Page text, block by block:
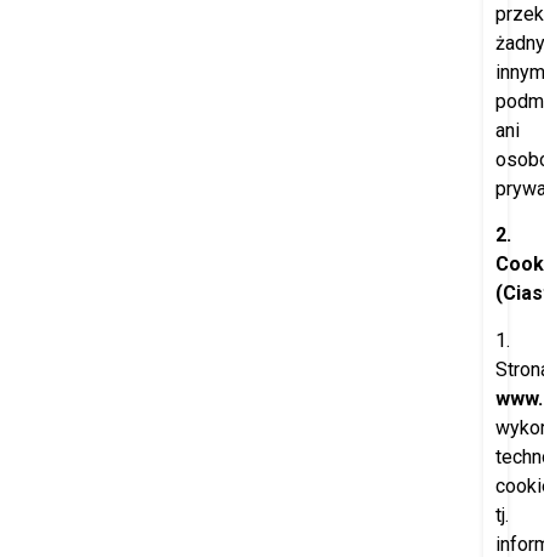
innym
ani
2.
1.
tj.